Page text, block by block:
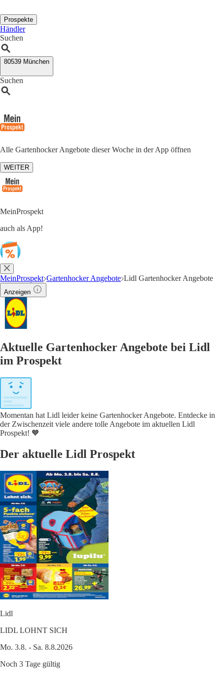
Prospekte
Händler
Suchen
80539 München
Suchen
Alle Gartenhocker Angebote dieser Woche in der App öffnen
WEITER
MeinProspekt
auch als App!
MeinProspekt Gartenhocker Angebote Lidl Gartenhocker Angebote
Anzeigen
Aktuelle Gartenhocker Angebote bei Lidl
im Prospekt
Momentan hat Lidl leider keine Gartenhocker Angebote. Entdecke in
der Zwischenzeit viele andere tolle Angebote im aktuellen Lidl
Prospekt! 🧡
Der aktuelle Lidl Prospekt
Lidl
LIDL LOHNT SICH
Mo. 3.8. - Sa. 8.8.2026
Noch 3 Tage gültig